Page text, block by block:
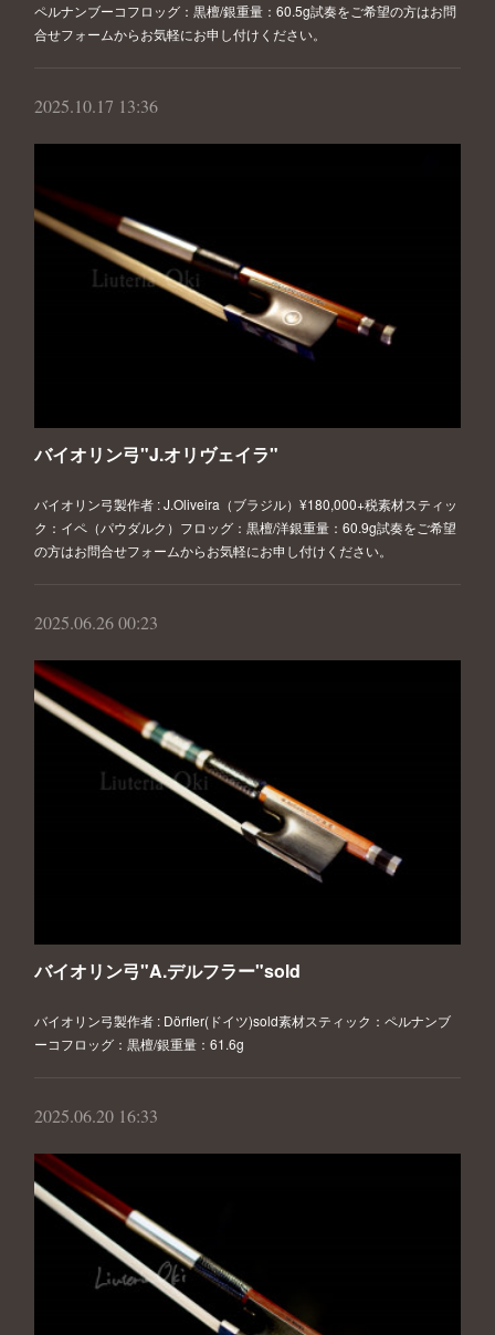
ペルナンブーコフロッグ：黒檀/銀重量：60.5g試奏をご希望の方はお問
合せフォームからお気軽にお申し付けください。
2025.10.17 13:36
バイオリン弓"J.オリヴェイラ"
バイオリン弓製作者 : J.Oliveira（ブラジル）¥180,000+税素材スティッ
ク：イペ（パウダルク）フロッグ：黒檀/洋銀重量：60.9g試奏をご希望
の方はお問合せフォームからお気軽にお申し付けください。
2025.06.26 00:23
バイオリン弓"A.デルフラー"sold
バイオリン弓製作者 : Dörfler(ドイツ)sold素材スティック：ペルナンブ
ーコフロッグ：黒檀/銀重量：61.6g
2025.06.20 16:33